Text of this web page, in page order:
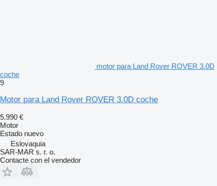
motor para Land Rover ROVER 3.0D
coche
9
Motor para Land Rover ROVER 3.0D coche
5.990 €
Motor
Estado nuevo
Eslovaquia
SAR-MAR s. r. o.
Contacte con el vendedor